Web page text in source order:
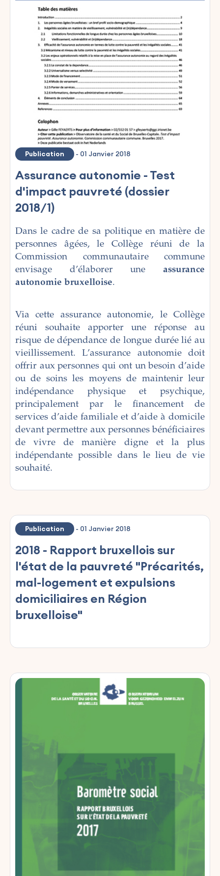
Assurance autonomie - Test
d'impact pauvreté (dossier
2018/1)
Publication - 01 Janvier 2018
Dans le cadre de sa politique en matière de
personnes âgées, le Collège réuni de la
Commission communautaire commune
envisage d’élaborer une assurance
autonomie bruxelloise.
Via cette assurance autonomie, le Collège
réuni souhaite apporter une réponse au
risque de dépendance de longue durée lié au
vieillissement. L’assurance autonomie doit
offrir aux personnes qui ont un besoin d’aide
ou de soins les moyens de maintenir leur
indépendance physique et psychique,
principalement par le financement de
services d’aide familiale et d’aide à domicile
devant permettre aux personnes bénéficiaires
de vivre de manière digne et la plus
indépendante possible dans le lieu de vie
souhaité.
2018 - Rapport bruxellois sur
l'état de la pauvreté "Précarités,
mal-logement et expulsions
domiciliaires en Région
bruxelloise"
Publication - 01 Janvier 2018